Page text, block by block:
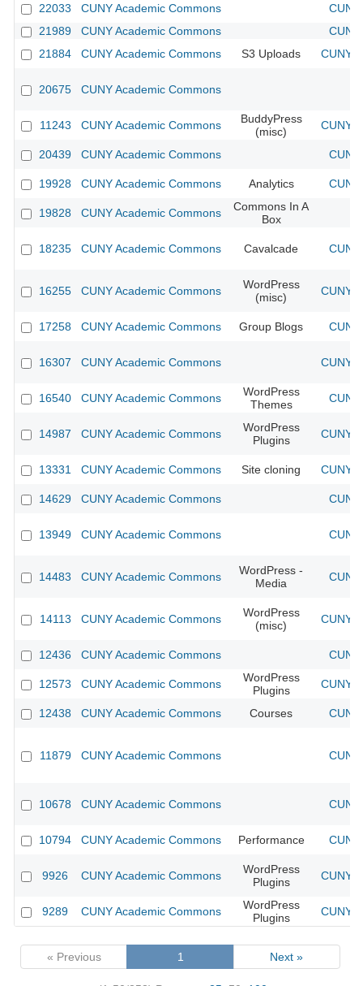
22033 CUNY Academic Commons
21989
CUNY Academic Commons
21884
CUNY Academic Commons S3 Uploads CUNY
20675 CUNY Academic Commons
11243 CUNY Academic Commons
BuddyPress
(misc)
CUNY
20439 CUNY Academic Commons
19928 CUNY Academic Commons Analytics
19828 CUNY Academic Commons
Commons In A
Box
18235 CUNY Academic Commons Cavalcade
16255 CUNY Academic Commons
WordPress
(misc)
CUNY
17258 CUNY Academic Commons Group Blogs
16307 CUNY Academic Commons CUNY
16540 CUNY Academic Commons
WordPress
Themes
14987 CUNY Academic Commons
WordPress
Plugins
CUNY
13331 CUNY Academic Commons Site cloning CUNY
14629 CUNY Academic Commons
13949 CUNY Academic Commons
14483 CUNY Academic Commons
WordPress -
Media
14113 CUNY Academic Commons
WordPress
(misc)
CUNY
12436 CUNY Academic Commons
12573 CUNY Academic Commons
WordPress
Plugins
CUNY
12438 CUNY Academic Commons Courses
11879 CUNY Academic Commons
10678 CUNY Academic Commons
10794 CUNY Academic Commons Performance
9926 CUNY Academic Commons
WordPress
Plugins
CUNY
9289 CUNY Academic Commons
WordPress
Plugins
CUNY
« Previous 1 Next »